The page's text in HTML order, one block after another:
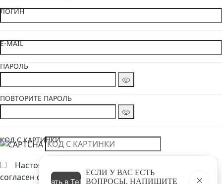
ЛОГИН
E-MAIL
ПАРОЛЬ
ПОВТОРИТЕ ПАРОЛЬ
КОД С КАРТИНКИ
Настоящим подтверждаю, что я ознакомлен и
согласен с условиями Политики обработки
ЕСЛИ У ВАС ЕСТЬ
ВОПРОСЫ, НАПИШИТЕ
Написать в Telegram